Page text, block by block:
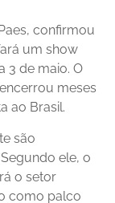
confirmou
um show
3 de maio. O
meses
ao Brasil.
são
ele, o
o setor
como palco